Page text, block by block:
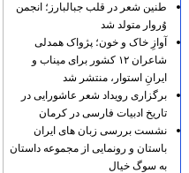
طنین شعر در قلب جبالبارز؛ انجمن
وُروار متولد شد
آوازِ خاک و خون؛ پژواک همدلی
شاعران ۱۲ کشور برای میناب و
ایرانِ استوار، منتشر شد
برگزاری رویداد شعر عاشورایی در
تاریخ ادبیات فارسی در کرمان
نشست بررسی زبان های ایران
باستان و رونمایی از مجموعه داستان
به سوگ خیال